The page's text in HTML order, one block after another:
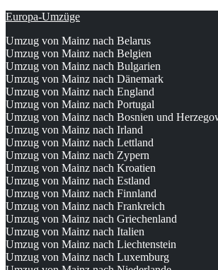
Europa-Umzüge
Umzug von Mainz nach Belarus
Umzug von Mainz nach Belgien
Umzug von Mainz nach Bulgarien
Umzug von Mainz nach Dänemark
Umzug von Mainz nach England
Umzug von Mainz nach Portugal
Umzug von Mainz nach Bosnien und
Umzug von Mainz nach Irland
Umzug von Mainz nach Lettland
Umzug von Mainz nach Zypern
Umzug von Mainz nach Kroatien
Umzug von Mainz nach Estland
Umzug von Mainz nach Finnland
Umzug von Mainz nach Frankreich
Umzug von Mainz nach Griechenland
Umzug von Mainz nach Italien
Umzug von Mainz nach Liechtenstein
Umzug von Mainz nach Luxemburg